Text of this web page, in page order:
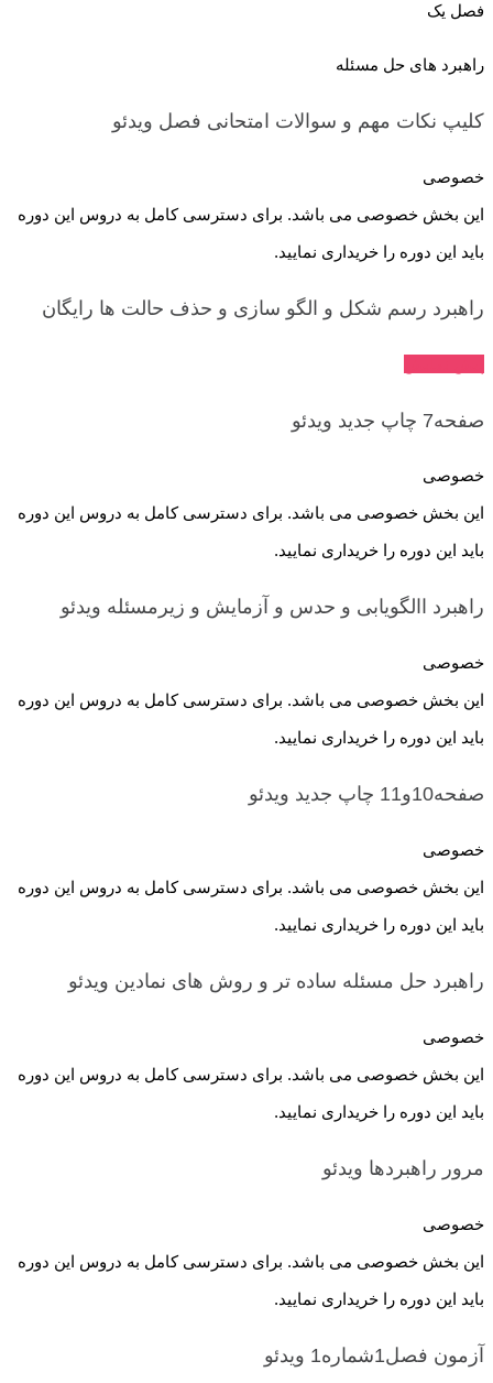
فصل یک
راهبرد های حل مسئله
کلیپ نکات مهم و سوالات امتحانی فصل ویدئو
خصوصی
این بخش خصوصی می باشد. برای دسترسی کامل به دروس این دوره
باید این دوره را خریداری نمایید.
راهبرد رسم شکل و الگو سازی و حذف حالت ها رایگان
صفحه7 چاپ جدید ویدئو
خصوصی
این بخش خصوصی می باشد. برای دسترسی کامل به دروس این دوره
باید این دوره را خریداری نمایید.
راهبرد االگویابی و حدس و آزمایش و زیرمسئله ویدئو
خصوصی
این بخش خصوصی می باشد. برای دسترسی کامل به دروس این دوره
باید این دوره را خریداری نمایید.
صفحه10و11 چاپ جدید ویدئو
خصوصی
این بخش خصوصی می باشد. برای دسترسی کامل به دروس این دوره
باید این دوره را خریداری نمایید.
راهبرد حل مسئله ساده تر و روش های نمادین ویدئو
خصوصی
این بخش خصوصی می باشد. برای دسترسی کامل به دروس این دوره
باید این دوره را خریداری نمایید.
مرور راهبردها ویدئو
خصوصی
این بخش خصوصی می باشد. برای دسترسی کامل به دروس این دوره
باید این دوره را خریداری نمایید.
آزمون فصل1شماره1 ویدئو